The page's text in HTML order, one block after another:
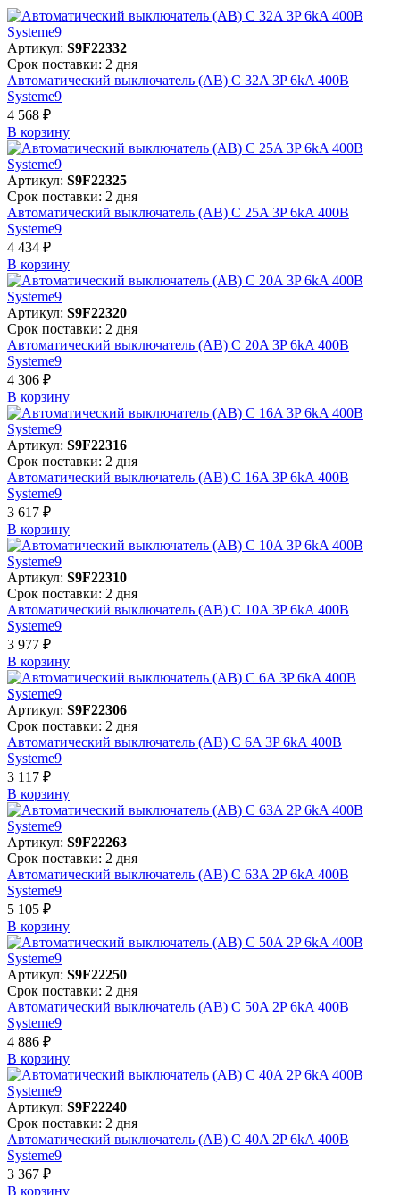
Артикул: S9F22332
Срок поставки: 2 дня
Автоматический выключатель (АВ) C 32A 3P 6kA 400В
Systeme9
4 568 ₽
В корзинy
Артикул: S9F22325
Срок поставки: 2 дня
Автоматический выключатель (АВ) C 25A 3P 6kA 400В
Systeme9
4 434 ₽
В корзинy
Артикул: S9F22320
Срок поставки: 2 дня
Автоматический выключатель (АВ) C 20A 3P 6kA 400В
Systeme9
4 306 ₽
В корзинy
Артикул: S9F22316
Срок поставки: 2 дня
Автоматический выключатель (АВ) C 16A 3P 6kA 400В
Systeme9
3 617 ₽
В корзинy
Артикул: S9F22310
Срок поставки: 2 дня
Автоматический выключатель (АВ) C 10A 3P 6kA 400В
Systeme9
3 977 ₽
В корзинy
Артикул: S9F22306
Срок поставки: 2 дня
Автоматический выключатель (АВ) C 6A 3P 6kA 400В
Systeme9
3 117 ₽
В корзинy
Артикул: S9F22263
Срок поставки: 2 дня
Автоматический выключатель (АВ) C 63A 2P 6kA 400В
Systeme9
5 105 ₽
В корзинy
Артикул: S9F22250
Срок поставки: 2 дня
Автоматический выключатель (АВ) C 50A 2P 6kA 400В
Systeme9
4 886 ₽
В корзинy
Артикул: S9F22240
Срок поставки: 2 дня
Автоматический выключатель (АВ) C 40A 2P 6kA 400В
Systeme9
3 367 ₽
В корзинy